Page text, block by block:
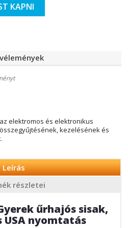
KAPNI
elektromos és elektronikus
kezelésének és
Leírás
részletei
űrhajós sisak,
USA nyomtatás